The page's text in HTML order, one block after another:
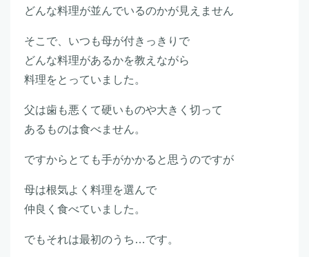
どんな料理が並んでいるのかが見えません
そこで、いつも母が付きっきりで
どんな料理があるかを教えながら
料理をとっていました。
父は歯も悪くて硬いものや大きく切って
あるものは食べません。
ですからとても手がかかると思うのですが
母は根気よく料理を選んで
仲良く食べていました。
でもそれは最初のうち…です。